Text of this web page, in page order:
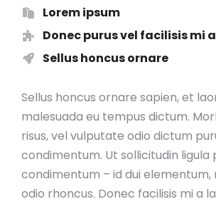
Lorem ipsum
Donec purus vel facilisis mi
Sellus honcus ornare
Sellus honcus ornare sapien, et
malesuada eu tempus dictum.
risus, vel vulputate odio dictum
condimentum. Ut sollicitudin ligula
condimentum – id dui elementum,
odio rhoncus. Donec facilisis mi a